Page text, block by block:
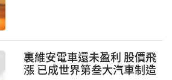
裏維安電車還未盈利 股價飛
漲 已成世界第叁大汽車制造